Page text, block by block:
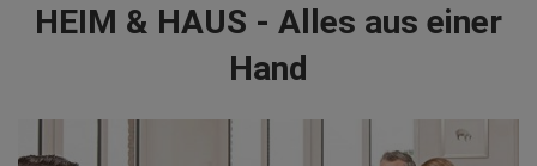
HEIM & HAUS - Alles aus einer
Hand